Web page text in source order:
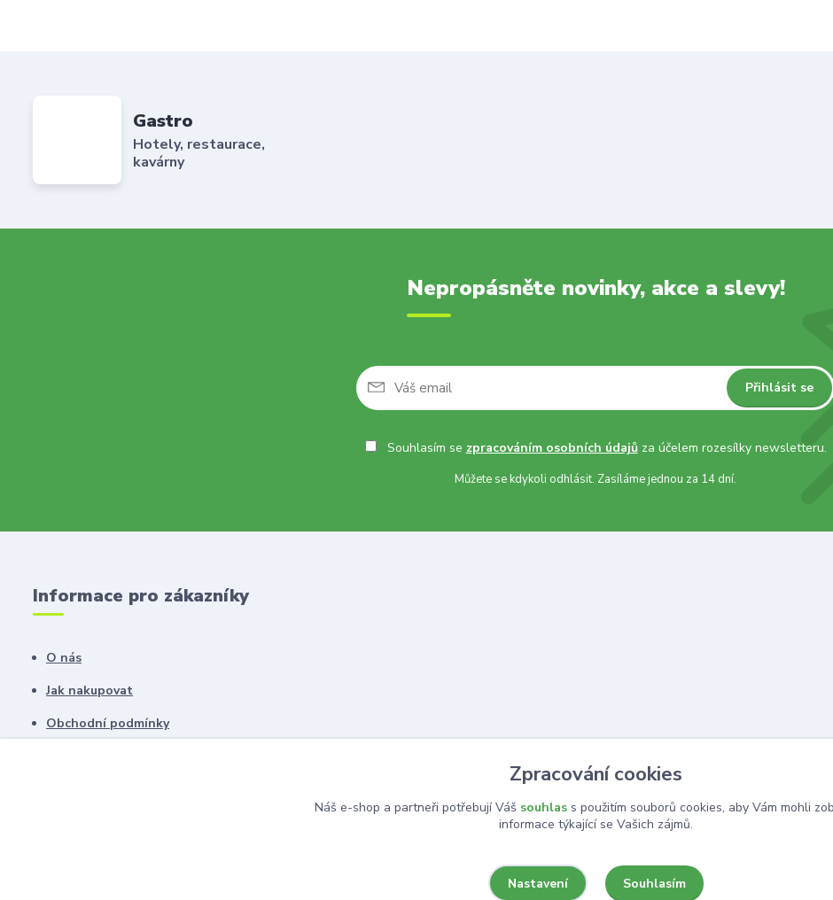
Gastro
Hotely, restaurace,
kavárny
Nepropásněte novinky, akce a slevy!
Přihlásit se
Souhlasím se zpracováním osobních údajůza účelem rozesílky newsletteru.
Můžete se kdykoli odhlásit. Zasíláme jednou za 14 dní.
Informace pro zákazníky
O nás
Jak nakupovat
Obchodní podmínky
Zpracování cookies
Náš e-shop a partneři potřebují Váš souhlass použitím souborů cookies, aby Vám mohli
informace týkající se Vašich zájmů.
Nastavení Souhlasím